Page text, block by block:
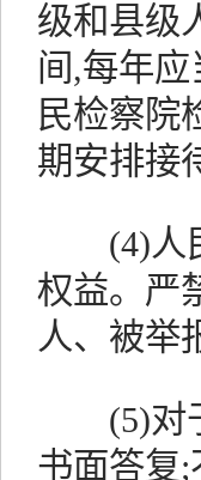
级和县级
间,每年
民检察院
期安排接
(4)人民
权益。严
人、被举
(5)对于
书面答复